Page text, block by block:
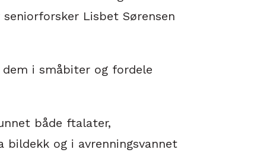
Lisbet Sørensen
i småbiter og fordele
både ftalater,
og i avrenningsvannet